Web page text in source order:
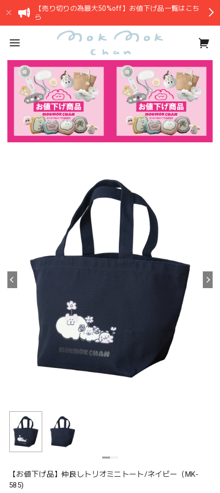
【売り切りの為最大50%off】お値下げ品一覧はこち
ら
【お値下げ品】仲良しトリオミニトート/ネイビー（MK-
585)